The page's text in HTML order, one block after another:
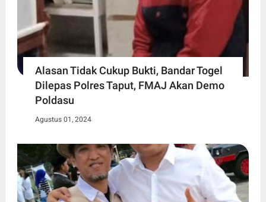
Alasan Tidak Cukup Bukti, Bandar Togel
Dilepas Polres Taput, FMAJ Akan Demo
Poldasu
Agustus 01, 2024